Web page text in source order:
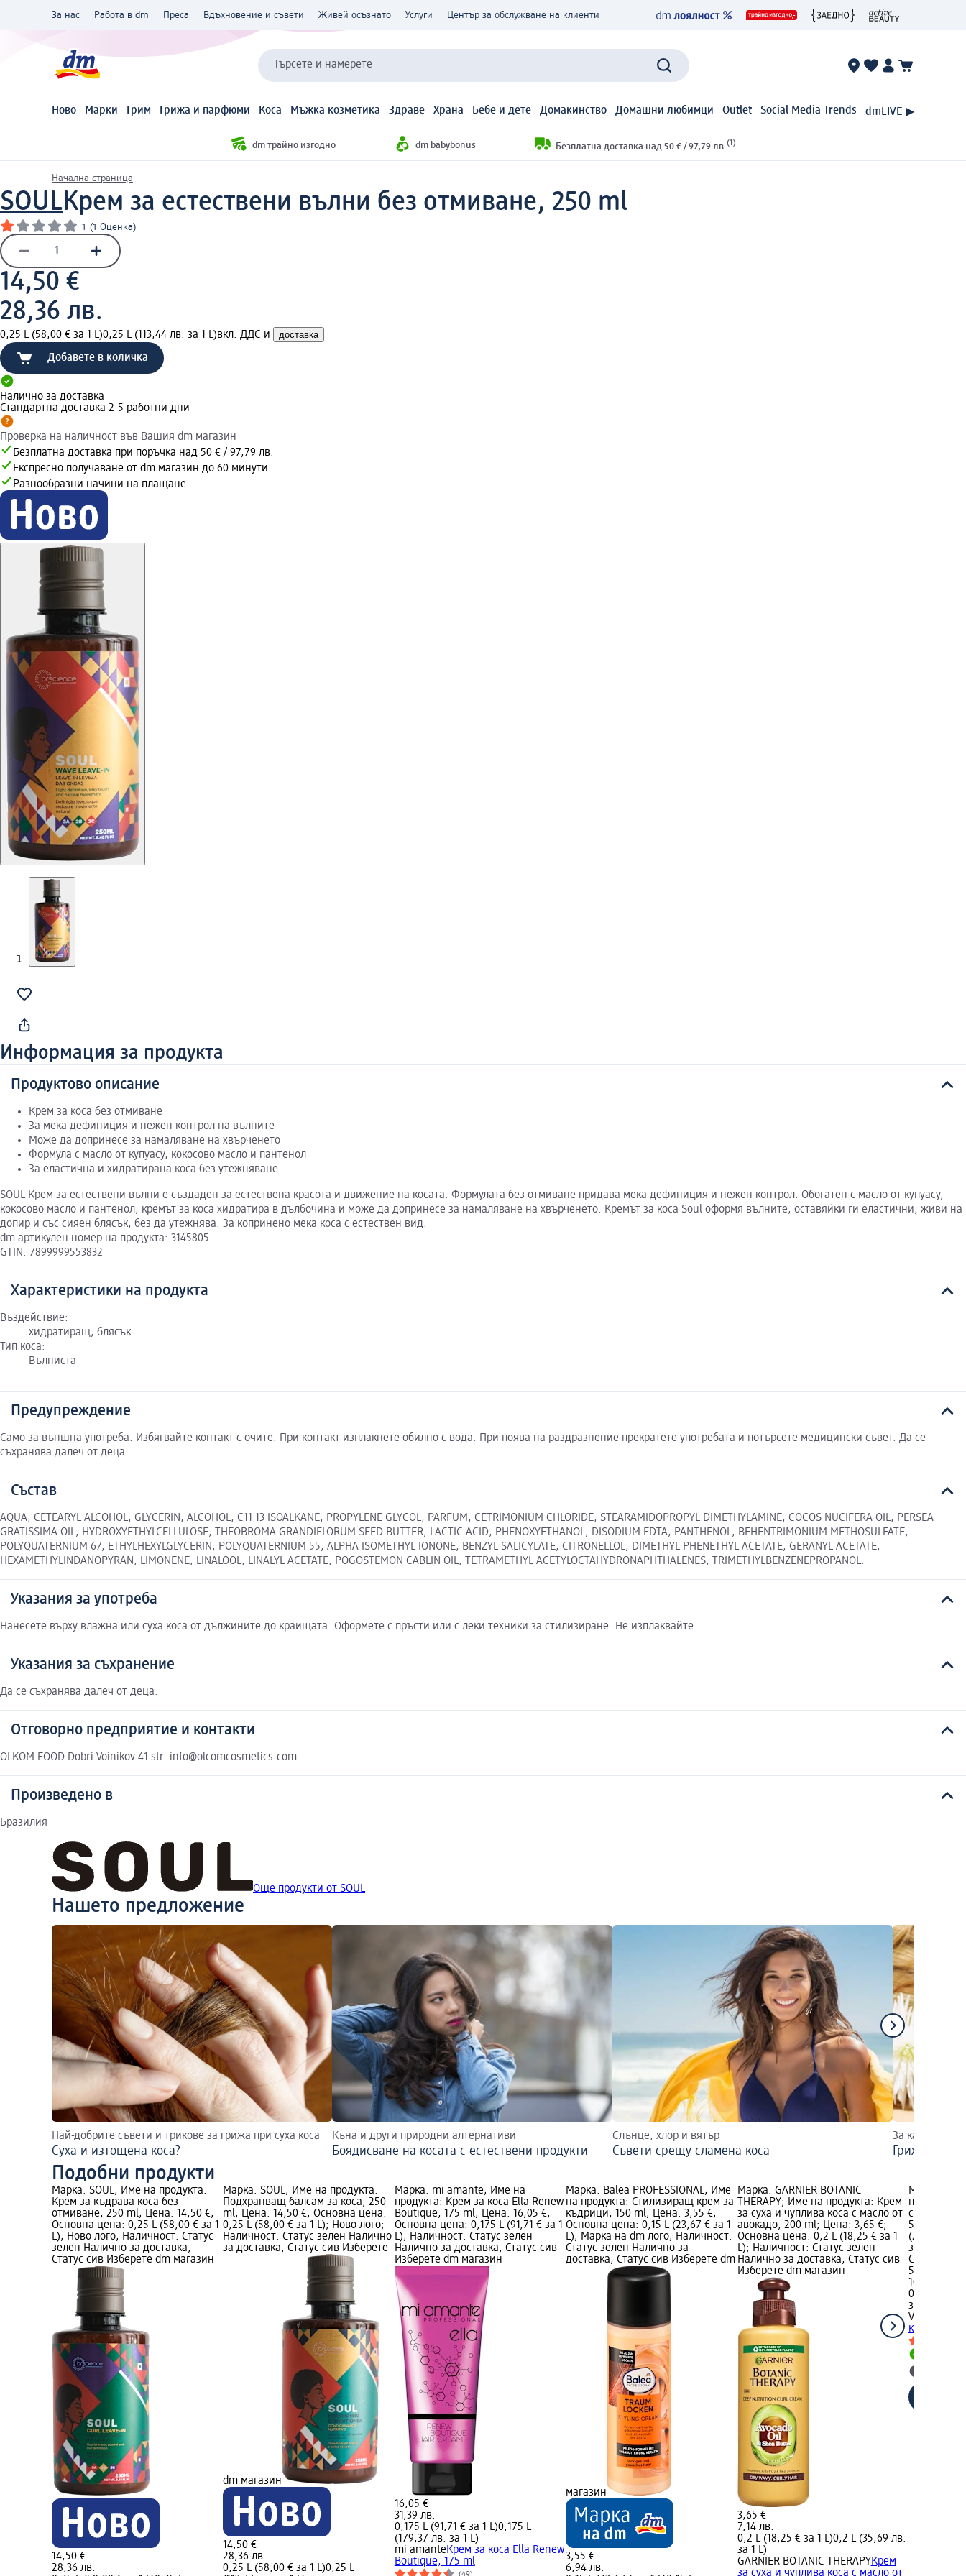
За нас Работа в dm Преса Вдъхновение и съвети Живей осъзнато Услуги Център за обслужване на клиенти
Търсете и намерете
Ново Марки Грим Грижа и парфюми Коса Мъжка козметика Здраве Храна Бебе и дете Домакинство Домашни любимци Outlet Social Media Trends dmLIVE ▶
dm трайно изгодно dm babybonus Безплатна доставка над 50 € / 97,79 лв. (1)
Начална страница
SOULКрем за естествени вълни без отмиване, 250 ml
1 (1 Оценка)
14,50 €
28,36 лв.
0,25 L (58,00 € за 1 L)0,25 L (113,44 лв. за 1 L)вкл. ДДС и доставка
Добавете в количка
Налично за доставка
Стандартна доставка 2-5 работни дни
Проверка на наличност във Вашия dm магазин
Безплатна доставка при поръчка над 50 € / 97,79 лв.
Експресно получаване от dm магазин до 60 минути.
Разнообразни начини на плащане.
Информация за продукта
Продуктово описание
Крем за коса без отмиване
За мека дефиниция и нежен контрол на вълните
Може да допринесе за намаляване на хвърченето
Формула с масло от купуасу, кокосово масло и пантенол
За еластична и хидратирана коса без утежняване
SOUL Крем за естествени вълни е създаден за естествена красота и движение на косата. Формулата без отмиване придава мека дефиниция и нежен контрол. Обогатен с масло от купуасу,
кокосово масло и пантенол, кремът за коса хидратира в дълбочина и може да допринесе за намаляване на хвърченето. Кремът за коса Soul оформя вълните, оставяйки ги еластични, живи на
допир и със сияен блясък, без да утежнява. За копринено мека коса с естествен вид.
dm артикулен номер на продукта: 3145805
GTIN: 7899999553832
Характеристики на продукта
Въздействие:
хидратиращ, блясък
Тип коса:
Вълниста
Предупреждение
Само за външна употреба. Избягвайте контакт с очите. При контакт изплакнете обилно с вода. При поява на раздразнение прекратете употребата и потърсете медицински съвет. Да се
съхранява далеч от деца.
Състав
AQUA, CETEARYL ALCOHOL, GLYCERIN, ALCOHOL, C11 13 ISOALKANE, PROPYLENE GLYCOL, PARFUM, CETRIMONIUM CHLORIDE, STEARAMIDOPROPYL DIMETHYLAMINE, COCOS NUCIFERA OIL, PERSEA
GRATISSIMA OIL, HYDROXYETHYLCELLULOSE, THEOBROMA GRANDIFLORUM SEED BUTTER, LACTIC ACID, PHENOXYETHANOL, DISODIUM EDTA, PANTHENOL, BEHENTRIMONIUM METHOSULFATE,
POLYQUATERNIUM 67, ETHYLHEXYLGLYCERIN, POLYQUATERNIUM 55, ALPHA ISOMETHYL IONONE, BENZYL SALICYLATE, CITRONELLOL, DIMETHYL PHENETHYL ACETATE, GERANYL ACETATE,
HEXAMETHYLINDANOPYRAN, LIMONENE, LINALOOL, LINALYL ACETATE, POGOSTEMON CABLIN OIL, TETRAMETHYL ACETYLOCTAHYDRONAPHTHALENES, TRIMETHYLBENZENEPROPANOL.
Указания за употреба
Нанесете върху влажна или суха коса от дължините до краищата. Оформете с пръсти или с леки техники за стилизиране. Не изплаквайте.
Указания за съхранение
Да се съхранява далеч от деца.
Отговорно предприятие и контакти
OLKOM EOOD Dobri Voinikov 41 str. info@olcomcosmetics.com
Произведено в
Бразилия
Още продукти от SOUL
Нашето предложение
Най-добрите съвети и трикове за грижа при суха коса
Суха и изтощена коса?
Къна и други природни алтернативи
Боядисване на косата с естествени продукти
Слънце, хлор и вятър
Съвети срещу сламена коса
За какво да
Грижа за
Подобни продукти
Марка: SOUL; Име на продукта:
Крем за къдрава коса без
отмиване, 250 ml; Цена: 14,50 €;
Основна цена: 0,25 L (58,00 € за 1
L); Ново лого; Наличност: Статус
зелен Налично за доставка,
Статус сив Изберете dm магазин
14,50 €
28,36 лв.
Марка: SOUL; Име на продукта:
Подхранващ балсам за коса, 250
ml; Цена: 14,50 €; Основна цена:
0,25 L (58,00 € за 1 L); Ново лого;
Наличност: Статус зелен Налично
за доставка, Статус сив Изберете
dm магазин
14,50 €
28,36 лв.
0,25 L (58,00 € за 1 L)0,25 L
Марка: mi amante; Име на
продукта: Крем за коса Ella Renew
Boutique, 175 ml; Цена: 16,05 €;
Основна цена: 0,175 L (91,71 € за 1
L); Наличност: Статус зелен
Налично за доставка, Статус сив
Изберете dm магазин
16,05 €
31,39 лв.
0,175 L (91,71 € за 1 L)0,175 L
(179,37 лв. за 1 L)
mi amanteКрем за коса Ella Renew
Boutique, 175 ml
Марка: Balea PROFESSIONAL; Име
на продукта: Стилизиращ крем за
къдрици, 150 ml; Цена: 3,55 €;
Основна цена: 0,15 L (23,67 € за 1
L); Марка на dm лого; Наличност:
Статус зелен Налично за
доставка, Статус сив Изберете dm
магазин
3,55 €
6,94 лв.
Марка: GARNIER BOTANIC
THERAPY; Име на продукта: Крем
за суха и чуплива коса с масло от
авокадо, 200 ml; Цена: 3,65 €;
Основна цена: 0,2 L (18,25 € за 1
L); Наличност: Статус зелен
Налично за доставка, Статус сив
Изберете dm магазин
3,65 €
7,14 лв.
0,2 L (18,25 € за 1 L)0,2 L (35,69 лв.
за 1 L)
GARNIER BOTANIC THERAPYКрем
за суха и чуплива коса с масло от
Марка:
продукта:
с кокосов
5,60 €;
(28,00 € за
зелен
Статус сив
5,60 €
10,95 лв.
0,2 L (28,00
за 1 L)
Victoria
къдрици с